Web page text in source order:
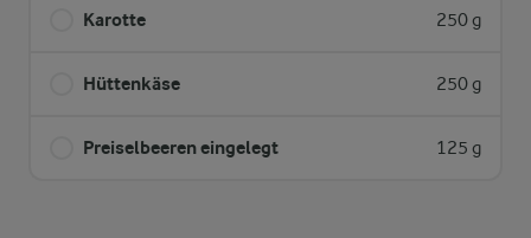
Karotte 250 g
Hüttenkäse 250 g
Preiselbeeren eingelegt 125 g